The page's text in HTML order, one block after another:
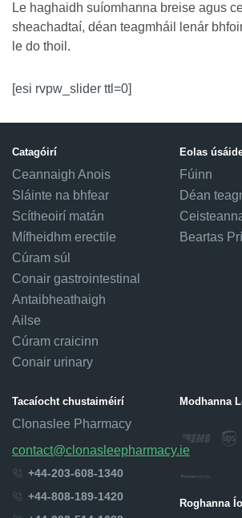
Le haghaidh suíomhanna breise agus
sheachadtaí, déan teagmháil lenár
le do thoil.
[esi rvpw_slider ttl=0]
Catagóirí
Ceannaigh Anois
Sláinte na bhfear
Scítheoirí matán
Mífheidhm erectile
Cúram súl
Conair gastrointestinal
Antaibheathaigh
Ailse
Cúram craicinn
Conair urinary
Eolas
Fúinn
Déan
Beartas
Tacaíocht chustaiméirí
Clonaslee Pharmacy
contact@clonasleepharmacy.ie
+44-203-608-1340
+44-808-189-1420
Modhanna
Roghanna